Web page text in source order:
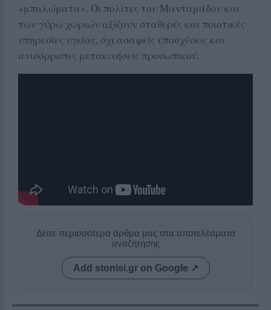
«μπαλώματα». Οι πολίτες του Μανταμάδου και
των γύρω χωριών αξίζουν σταθερές και ποιοτικές
υπηρεσίες υγείας, όχι ασαφείς υποσχέσεις και
ανισόρροπες μετακινήσεις προσωπικού.
Δείτε περισσότερα άρθρα μας στα αποτελέσματα
αναζήτησης
Add stonisi.gr on Google ↗